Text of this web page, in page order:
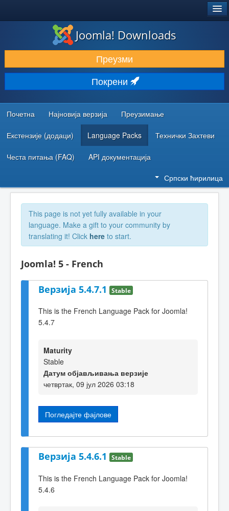
ПРЕУЗИМАЊЕ И ПРОШИРЕЊА (ЕКСТЕНЗИЈЕ)
ОТКРИЈТЕ И НАУЧИТЕ
ЗАЈЕДНИЦА И ПОДРШКА
РЕСУРСИ ЗА РАЗВОЈ
Joomla! Downloads
Преузми
Покрени
Почетна Најновија верзија Преузимање
Екстензије (додаци) Language Packs Технички Захтеви
Честа питања (FAQ) API документација
Српски ћирилица
This page is not yet fully available in your
language. Make a gift to your community by
translating it! Click here to start.
Joomla! 5 - French
Верзија 5.4.7.1 Stable
This is the French Language Pack for Joomla!
5.4.7
Maturity
Stable
Датум објављивања верзије
четвртак, 09 јул 2026 03:18
Погледајте фајлове
Верзија 5.4.6.1 Stable
This is the French Language Pack for Joomla!
5.4.6